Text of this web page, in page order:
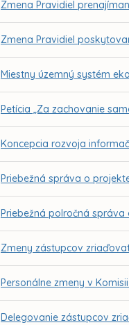
Zmena Pravidiel
Zmena Pravidiel
Miestny územný systém
Petícia „Za zachovanie
Koncepcia rozvoja
Priebežná správa o
Priebežná polročná správa
Zmeny zástupcov
Personálne zmeny v
Delegovanie zástupcov